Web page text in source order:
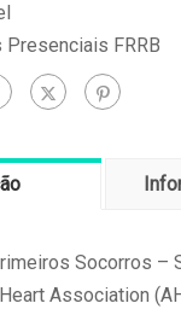
Presenciais FRRB
Socorros –
Association